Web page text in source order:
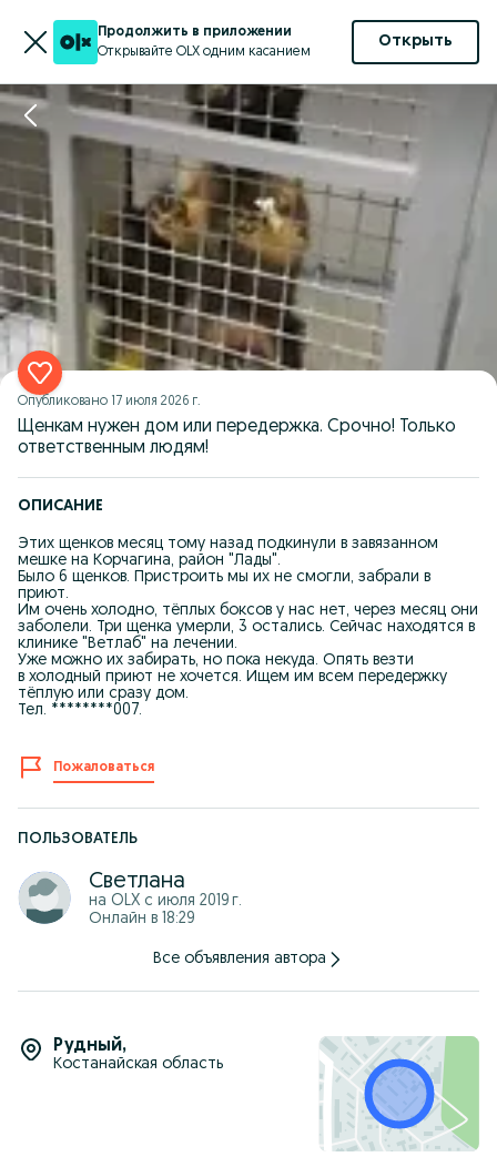
Продолжить в приложении
Открывайте OLX одним касанием
Открыть
Опубликовано 17 июля 2026 г.
Щенкам нужен дом или передержка. Срочно! Только
ответственным людям!
ОПИСАНИЕ
Этих щенков месяц тому назад подкинули в завязанном
мешке на Корчагина, район "Лады".
Было 6 щенков. Пристроить мы их не смогли, забрали в
приют.
Им очень холодно, тёплых боксов у нас нет, через месяц они
заболели. Три щенка умерли, 3 остались. Сейчас находятся в
клинике "Ветлаб" на лечении.
Уже можно их забирать, но пока некуда. Опять везти
в холодный приют не хочется. Ищем им всем передержку
тёплую или сразу дом.
Тел. ********007.
Пожаловаться
ПОЛЬЗОВАТЕЛЬ
Светлана
на OLX с июля 2019 г.
Онлайн в 18:29
Все объявления автора
Рудный,
Костанайская область